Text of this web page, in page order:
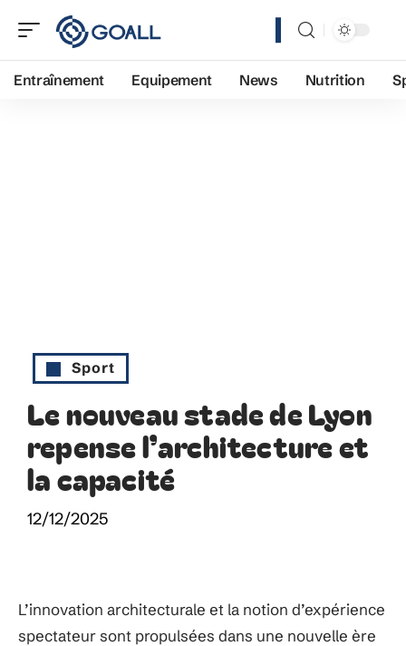
Entraînement Equipement News Nutrition
Sport
Le nouveau stade de Lyon
repense l’architecture et
la capacité
12/12/2025
L’innovation architecturale et la notion d’expérience
spectateur sont propulsées dans une nouvelle ère